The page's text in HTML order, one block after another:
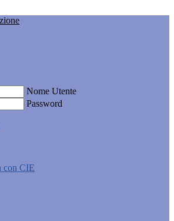
Nome Utente
Password
con CIE